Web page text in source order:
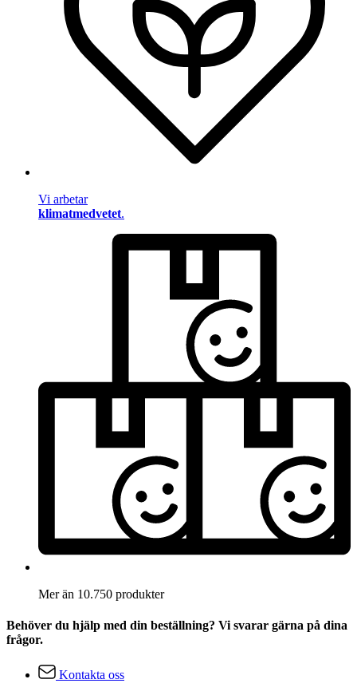
Vi arbetar
klimatmedvetet.
Mer än 10.750 produkter
Behöver du hjälp med din beställning? Vi svarar gärna på dina
frågor.
Kontakta oss